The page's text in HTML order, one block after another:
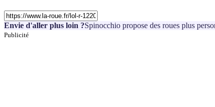
Envie d'aller plus loin ?Spinocchio propose des roues plus
Publicité